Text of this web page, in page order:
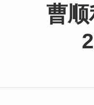
曹顺